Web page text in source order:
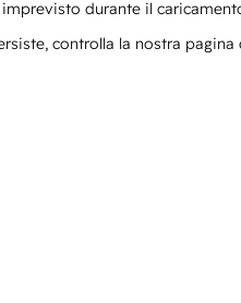
durante il
controlla la nostra